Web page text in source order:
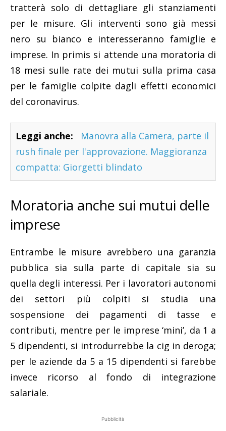
tratterà solo di dettagliare gli stanziamenti
per le misure. Gli interventi sono già messi
nero su bianco e interesseranno famiglie e
imprese. In primis si attende una moratoria di
18 mesi sulle rate dei mutui sulla prima casa
per le famiglie colpite dagli effetti economici
del coronavirus.
Leggi anche:
Manovra alla Camera, parte il
rush finale per l'approvazione. Maggioranza
compatta: Giorgetti blindato
Moratoria anche sui mutui delle
imprese
Entrambe le misure avrebbero una garanzia
pubblica sia sulla parte di capitale sia su
quella degli interessi. Per i lavoratori autonomi
dei settori più colpiti si studia una
sospensione dei pagamenti di tasse e
contributi, mentre per le imprese ‘mini’, da 1 a
5 dipendenti, si introdurrebbe la cig in deroga;
per le aziende da 5 a 15 dipendenti si farebbe
invece ricorso al fondo di integrazione
salariale.
Pubblicità